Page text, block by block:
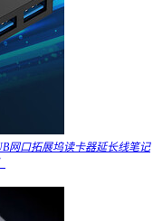
网口拓展坞读卡器延长线笔记